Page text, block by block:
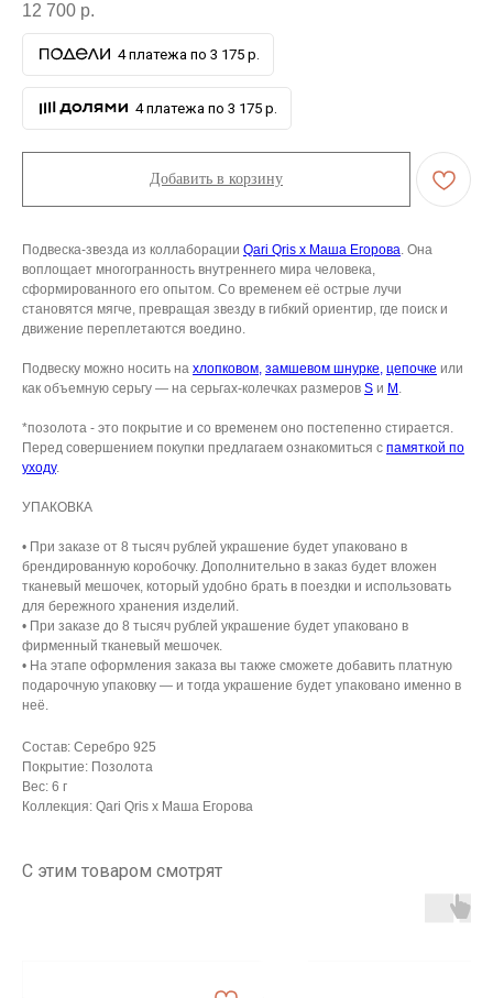
12 700 р.
4 платежа по 3 175 р.
4 платежа по 3 175 р.
Добавить в корзину
Подвеска-звезда из коллаборации Qari Qris x Маша Егорова. Она
воплощает многогранность внутреннего мира человека,
сформированного его опытом. Со временем её острые лучи
становятся мягче, превращая звезду в гибкий ориентир, где поиск и
движение переплетаются воедино.
Подвеску можно носить на хлопковом, замшевом шнурке, цепочке или
как объемную серьгу — на серьгах-колечках размеров S и M .
*позолота - это покрытие и со временем оно постепенно стирается.
Перед совершением покупки предлагаем ознакомиться с памяткой по
уходу.
УПАКОВКА
• При заказе от 8 тысяч рублей украшение будет упаковано в
брендированную коробочку. Дополнительно в заказ будет вложен
тканевый мешочек, который удобно брать в поездки и использовать
для бережного хранения изделий.
• При заказе до 8 тысяч рублей украшение будет упаковано в
фирменный тканевый мешочек.
• На этапе оформления заказа вы также сможете добавить платную
подарочную упаковку — и тогда украшение будет упаковано именно в
неё.
Состав: Серебро 925
Покрытие: Позолота
Вес: 6 г
Коллекция: Qari Qris x Маша Егорова
С этим товаром смотрят
ИСТОРИЯ БРЕНДА